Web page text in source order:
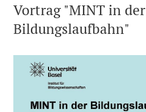
Vortrag "MINT in der
Bildungslaufbahn"